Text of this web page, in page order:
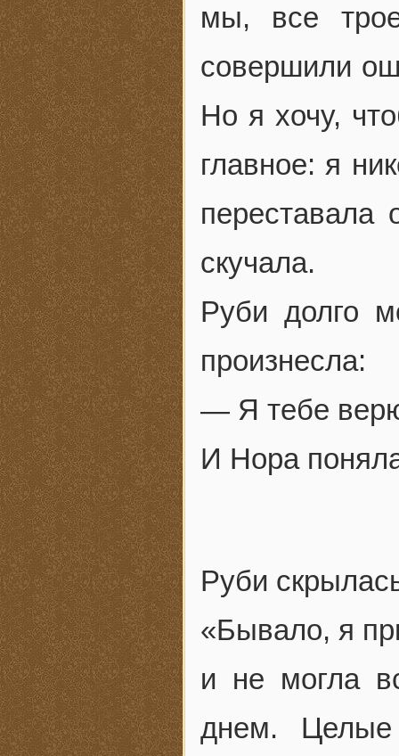
мы, все
совершили
Но я хочу,
главное: я
скучала.
Руби долго
произнесла:
— Я тебе
И Нора
Руби
«Бывало, я
и не могла
днем.